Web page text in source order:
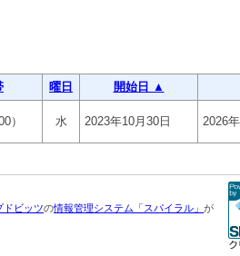
曜日 開始日 ▲
） 水 2023年10月30日 2026
ドビッツの情報管理システム「スパイラル」 が